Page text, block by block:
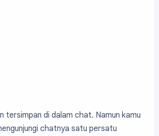
tersimpan di dalam chat. Namun kamu
chatnya satu persatu